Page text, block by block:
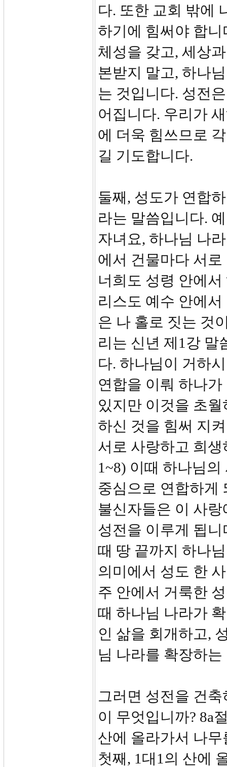
다. 또한 교회 밖에
하기에 힘써야 합
체성을 갖고, 세상
본받지 말고, 하나
는 것입니다. 성전
어집니다. 우리가
에 더욱 힘쓰므로
길 기도합니다.
둘째, 성도가 연합
라는 말씀입니다.
자녀요, 하나님 나
에서 건물마다 서
너희도 성령 안에
리스도 예수 안에
은 나 홀로 짓는 것
리는 신년 제1강 말
다. 하나님이 거하
연합을 이뤄 하나
있지만 이것을 초
하신 것을 힘써 지
서로 사랑하고 희
1~8) 이때 하나님
중심으로 연합하게
불신자들은 이 사
성전을 이루게 됩
때 땅 끝까지 하나
의미에서 성도 한
주 안에서 거룩한
때 하나님 나라가
인 삶을 회개하고,
님 나라를 확장하
그러면 성전을 건
이 무엇입니까? 8a
산에 올라가서 나
첫째, 1대1의 산에